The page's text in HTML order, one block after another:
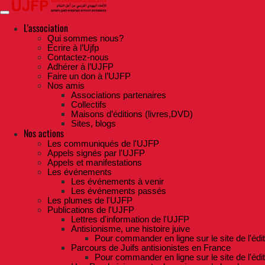
Skip
to
contentL'association
Qui sommes nous?
Ecrire à l’Ujfp
Contactez-nous
Adhérer à l’UJFP
Faire un don à l’UJFP
Nos amis
Associations partenaires
Collectifs
Maisons d’éditions (livres,DVD)
Sites, blogs
Nos actions
Les communiqués de l'UJFP
Appels signés par l'UJFP
Appels et manifestations
Les événements
Les événements à venir
Les événements passés
Les plumes de l'UJFP
Publications de l'UJFP
Lettres d'information de l'UJFP
Antisionisme, une histoire juive
Pour commander en ligne sur le site de
Parcours de Juifs antisionistes en France
Pour commander en ligne sur le site de